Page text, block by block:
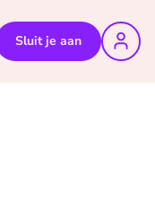
Sluit je aan